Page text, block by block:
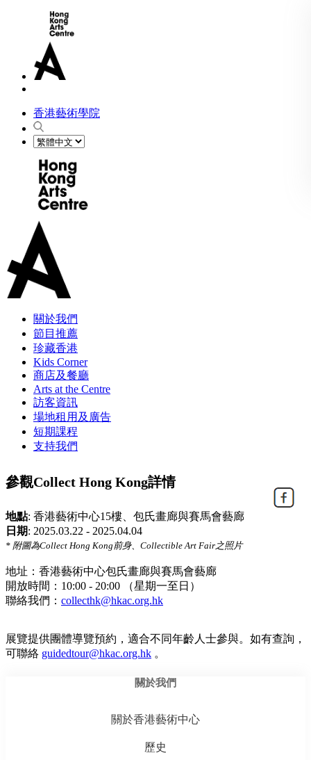
香港藝術學院
關於我們
節目推薦
珍藏香港
Kids Corner
商店及餐廳
Arts at the Centre
訪客資訊
場地租用及廣告
短期課程
支持我們
參觀Collect Hong Kong詳情
地點: 香港藝術中心15樓、包氏畫廊與賽馬會藝廊
日期: 2025.03.22 - 2025.04.04
* 附圖為Collect Hong Kong前身、Collectible Art Fair之照片
地址：香港藝術中心包氏畫廊與賽馬會藝廊
開放時間：10:00 - 20:00 （星期一至日）
聯絡我們： collecthk@hkac.org.hk
展覽提供團體導覽預約，適合不同年齡人士參與。如有查詢，
可聯絡 guidedtour@hkac.org.hk 。
關於我們
關於香港藝術中心
歷史